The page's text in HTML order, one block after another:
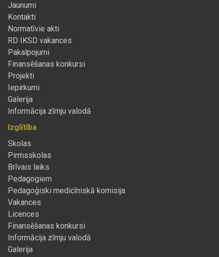
Jaunumi
Kontakti
Normatīvie akti
RD IKSD vakances
Pakalpojumi
Finansēšanas konkursi
Projekti
Iepirkumi
Galerija
Informācija zīmju valodā
Izglītība
Skolas
Pirmsskolas
Brīvais laiks
Pedagogiem
Pedagoģiski medicīniskā komisija
Vakances
Licences
Finansēšanas konkursi
Informācija zīmju valodā
Galerija